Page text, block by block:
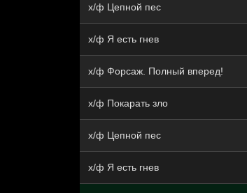
х/ф Цепной пес
х/ф Я есть гнев
х/ф Форсаж. Полный вперед!
х/ф Покарать зло
х/ф Цепной пес
х/ф Я есть гнев